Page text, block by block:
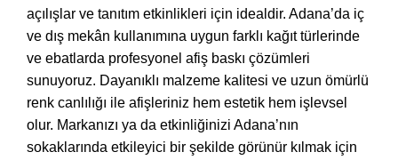
açılışlar ve tanıtım etkinlikleri için idealdir. Adana’da iç
ve dış mekân kullanımına uygun farklı kağıt türlerinde
ve ebatlarda profesyonel afiş baskı çözümleri
sunuyoruz. Dayanıklı malzeme kalitesi ve uzun ömürlü
renk canlılığı ile afişleriniz hem estetik hem işlevsel
olur. Markanızı ya da etkinliğinizi Adana’nın
sokaklarında etkileyici bir şekilde görünür kılmak için